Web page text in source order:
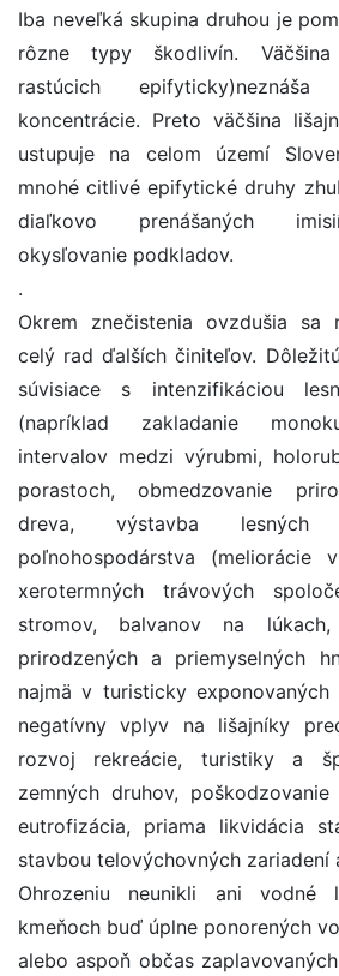
Iba neveľká skupina druhou je
rôzne typy škodlivín.
rastúcich
koncentrácie. Preto väčšina
ustupuje na celom území
mnohé citlivé epifytické druhy
diaľkovo prenášaných
okysľovanie podkladov.
.
Okrem znečistenia ovzdušia sa
celý rad ďalších činiteľov.
súvisiace s intenzifikáciou
(napríklad zakladanie
intervalov medzi výrubmi,
porastoch, obmedzovanie
dreva, výstavba lesných
poľnohospodárstva (meliorácie
xerotermných trávových
stromov, balvanov na
prirodzených a priemyselných
najmä v turisticky exponovaných
negatívny vplyv na lišajníky
rozvoj rekreácie, turistiky a
zemných druhov,
eutrofizácia, priama likvidácia
stavbou telovýchovných zariadení
Ohrozeniu neunikli ani vodné
kmeňoch buď úplne ponorených
alebo aspoň občas